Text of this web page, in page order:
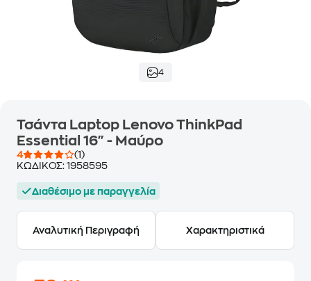
4
Τσάντα Laptop Lenovo ThinkPad
Essential 16" - Μαύρο
4
(1)
ΚΩΔΙΚΟΣ: 1958595
Διαθέσιμο με παραγγελία
Αναλυτική Περιγραφή Χαρακτηριστικά